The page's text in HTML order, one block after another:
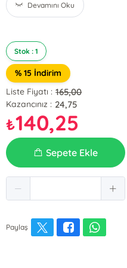
Devamını Oku
Stok : 1
% 15 İndirim
Liste Fiyatı : 165,00
Kazancınız : 24,75
₺140,25
Sepete Ekle
Paylaş